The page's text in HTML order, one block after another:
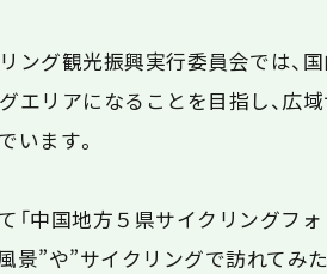
ング観光振興実行委員会では、
エリアになることを目指し、広
います。
「中国地方５県サイクリングフォ
景”や”サイクリングで訪れてみ